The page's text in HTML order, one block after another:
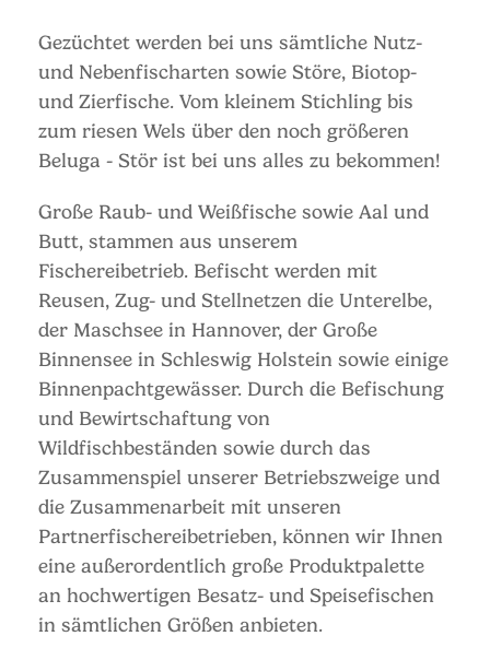
Gezüchtet werden bei uns sämtliche Nutz-
und Nebenfischarten sowie Störe, Biotop-
und Zierfische. Vom kleinem Stichling bis
zum riesen Wels über den noch größeren
Beluga - Stör ist bei uns alles zu bekommen!
Große Raub- und Weißfische sowie Aal und
Butt, stammen aus unserem
Fischereibetrieb. Befischt werden mit
Reusen, Zug- und Stellnetzen die Unterelbe,
der Maschsee in Hannover, der Große
Binnensee in Schleswig Holstein sowie einige
Binnenpachtgewässer. Durch die Befischung
und Bewirtschaftung von
Wildfischbeständen sowie durch das
Zusammenspiel unserer Betriebszweige und
die Zusammenarbeit mit unseren
Partnerfischereibetrieben, können wir Ihnen
eine außerordentlich große Produktpalette
an hochwertigen Besatz- und Speisefischen
in sämtlichen Größen anbieten.